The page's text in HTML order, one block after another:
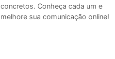
concretos. Conheça cada um e
melhore sua comunicação online!